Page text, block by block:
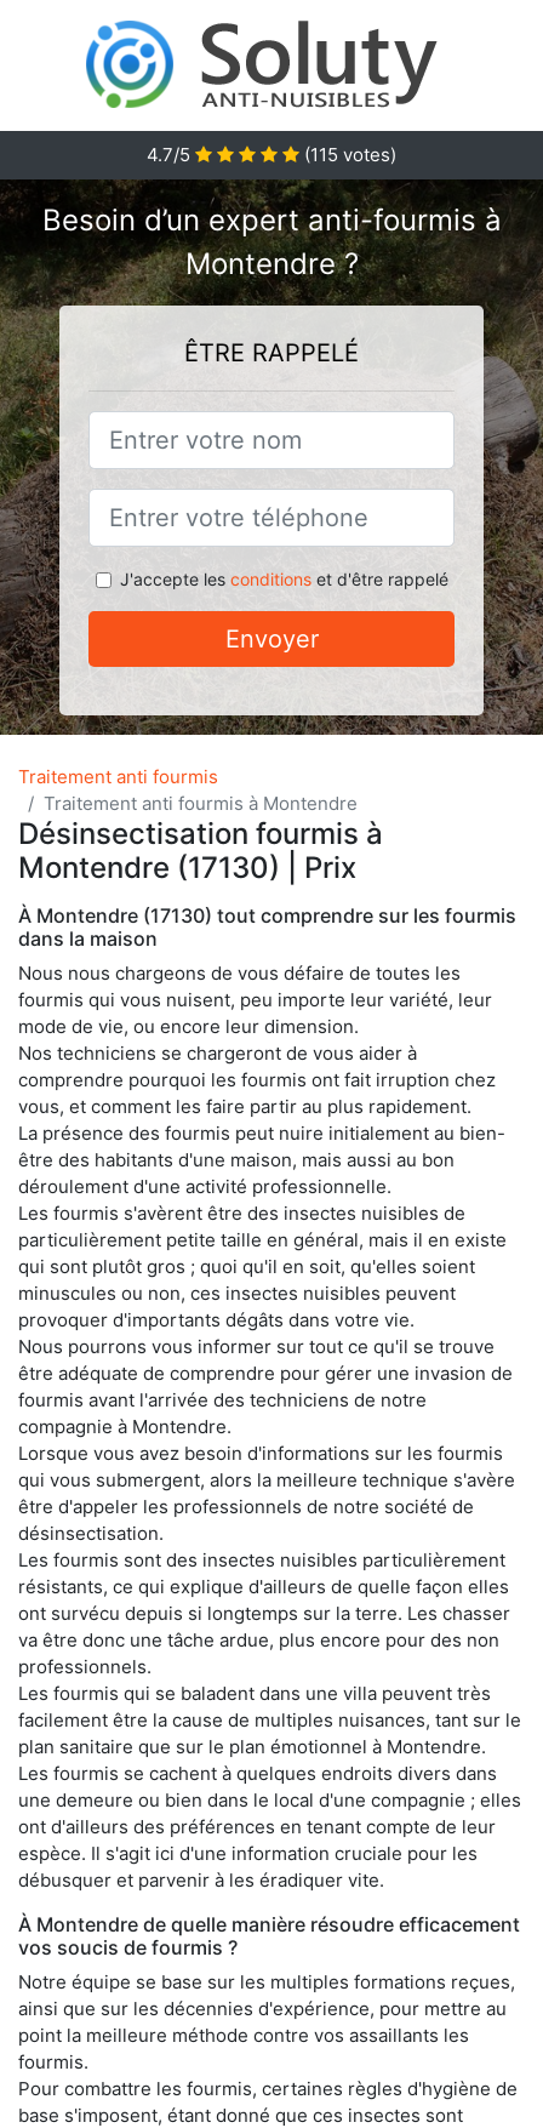
4.7/5 (115 votes)
Besoin d’un expert anti-fourmis à
Montendre ?
ÊTRE RAPPELÉ
J'accepte les conditionset d'être rappelé
Envoyer
Traitement anti fourmis
Traitement anti fourmis à Montendre
Désinsectisation fourmis à
Montendre (17130) | Prix
À Montendre (17130) tout comprendre sur les fourmis
dans la maison
Nous nous chargeons de vous défaire de toutes les
fourmis qui vous nuisent, peu importe leur variété, leur
mode de vie, ou encore leur dimension.
Nos techniciens se chargeront de vous aider à
comprendre pourquoi les fourmis ont fait irruption chez
vous, et comment les faire partir au plus rapidement.
La présence des fourmis peut nuire initialement au bien-
être des habitants d'une maison, mais aussi au bon
déroulement d'une activité professionnelle.
Les fourmis s'avèrent être des insectes nuisibles de
particulièrement petite taille en général, mais il en existe
qui sont plutôt gros ; quoi qu'il en soit, qu'elles soient
minuscules ou non, ces insectes nuisibles peuvent
provoquer d'importants dégâts dans votre vie.
Nous pourrons vous informer sur tout ce qu'il se trouve
être adéquate de comprendre pour gérer une invasion de
fourmis avant l'arrivée des techniciens de notre
compagnie à Montendre.
Lorsque vous avez besoin d'informations sur les fourmis
qui vous submergent, alors la meilleure technique s'avère
être d'appeler les professionnels de notre société de
désinsectisation.
Les fourmis sont des insectes nuisibles particulièrement
résistants, ce qui explique d'ailleurs de quelle façon elles
ont survécu depuis si longtemps sur la terre. Les chasser
va être donc une tâche ardue, plus encore pour des non
professionnels.
Les fourmis qui se baladent dans une villa peuvent très
facilement être la cause de multiples nuisances, tant sur le
plan sanitaire que sur le plan émotionnel à Montendre.
Les fourmis se cachent à quelques endroits divers dans
une demeure ou bien dans le local d'une compagnie ; elles
ont d'ailleurs des préférences en tenant compte de leur
espèce. Il s'agit ici d'une information cruciale pour les
débusquer et parvenir à les éradiquer vite.
À Montendre de quelle manière résoudre efficacement
vos soucis de fourmis ?
Notre équipe se base sur les multiples formations reçues,
ainsi que sur les décennies d'expérience, pour mettre au
point la meilleure méthode contre vos assaillants les
fourmis.
Pour combattre les fourmis, certaines règles d'hygiène de
base s'imposent, étant donné que ces insectes sont